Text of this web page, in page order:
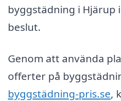
byggstädning i Hjärup
beslut.
Genom att använda
offerter på
byggstädning-pris.se,